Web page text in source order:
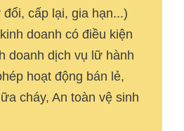
cấp lại, gia hạn...)
doanh có điều kiện
doanh dịch vụ lữ hành
hoạt động bán lẻ,
cháy, An toàn vệ sinh